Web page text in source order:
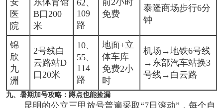
安
医
院
东体育馆
B口200
米
62、
109
路
前2小时
免费
泰隆商场步行6分
钟
锦
欣
九
洲
2号线白
云路站D
口20米
10、
55、
114
路
地面+立
体车库
免费2小
时
机场→地铁6号线
→东部汽车站换3
号线→白云路
九、暑期加号攻略：蹲点也能捡漏
昆明的公立三甲放号普遍采取“7日滚动”，每个自